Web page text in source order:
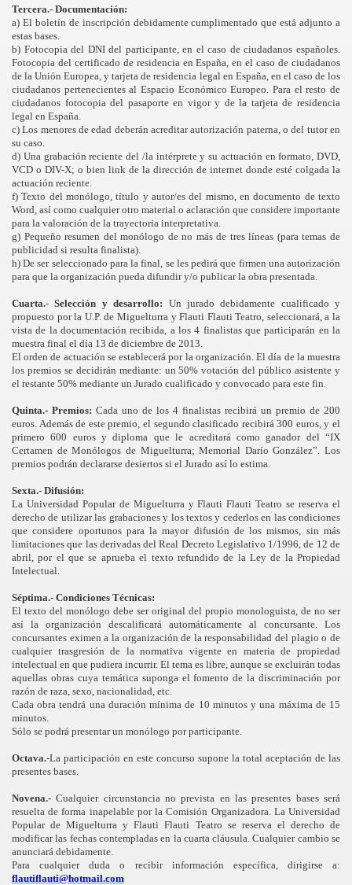
Tercera.- Documentación:
a) El boletín de inscripción debidamente cumplimentado que está adjunto a
estas bases.
b) Fotocopia del DNI del participante, en el caso de ciudadanos españoles.
Fotocopia del certificado de residencia en España, en el caso de ciudadanos
de la Unión Europea, y tarjeta de residencia legal en España, en el caso de los
ciudadanos pertenecientes al Espacio Económico Europeo. Para el resto de
ciudadanos fotocopia del pasaporte en vigor y de la tarjeta de residencia
legal en España.
c) Los menores de edad deberán acreditar autorización paterna, o del tutor en
su caso.
d) Una grabación reciente del /la intérprete y su actuación en formato, DVD,
VCD o DIV-X; o bien link de la dirección de internet donde esté colgada la
actuación reciente.
f) Texto del monólogo, título y autor/es del mismo, en documento de texto
Word, así como cualquier otro material o aclaración que considere importante
para la valoración de la trayectoria interpretativa.
g) Pequeño resumen del monólogo de no más de tres líneas (para temas de
publicidad si resulta finalista).
h) De ser seleccionado para la final, se les pedirá que firmen una autorización
para que la organización pueda difundir y/o publicar la obra presentada.
Cuarta.-Selección y desarrollo: Un jurado debidamente cualificado y
propuesto por la U.P. de Miguelturra y Flauti Flauti Teatro, seleccionará, a la
vista de la documentación recibida, a los 4 finalistas que participarán en la
muestra final el día 13 de diciembre de 2013.
El orden de actuación se establecerá por la organización. El día de la muestra
los premios se decidirán mediante: un 50% votación del público asistente y
el restante 50% mediante un Jurado cualificado y convocado para este fin.
Quinta.- Premios: Cada uno de los 4 finalistas recibirá un premio de 200
euros. Además de este premio, el segundo clasificado recibirá 300 euros, y el
primero 600 euros y diploma que le acreditará como ganador del “IX
Certamen de Monólogos de Miguelturra; Memorial Darío González”. Los
premios podrán declararse desiertos si el Jurado así lo estima.
Sexta.- Difusión:
La Universidad Popular de Miguelturra y Flauti Flauti Teatrose reserva el
derecho de utilizar las grabaciones y los textos y cederlos en las condiciones
que considere oportunos para la mayor difusión de los mismos, sin más
limitaciones que las derivadas del Real Decreto Legislativo 1/1996, de 12 de
abril, por el que se aprueba el texto refundido de la Ley de la Propiedad
Intelectual.
Séptima.- Condiciones Técnicas:
El texto del monólogo debe ser original del propio monologuista, de no ser
así la organización descalificará automáticamente al concursante. Los
concursantes eximen a la organización de la responsabilidad del plagio o de
cualquier trasgresión de la normativa vigente en materia de propiedad
intelectual en que pudiera incurrir. El tema es libre, aunque se excluirán todas
aquellas obras cuya temática suponga el fomento de la discriminación por
razón de raza, sexo, nacionalidad, etc.
Cada obra tendrá una duración mínima de 10 minutos y una máxima de 15
minutos.
Sólo se podrá presentar un monólogo por participante.
Octava.-La participación en este concurso supone la total aceptación de las
presentes bases.
Novena.- Cualquier circunstancia no prevista en las presentes bases será
resuelta de forma inapelable por la Comisión Organizadora. La Universidad
Popular de Miguelturra y Flauti Flauti Teatro se reserva el derecho de
modificar las fechas contempladas en la cuarta cláusula. Cualquier cambio se
anunciará debidamente.
Para cualquier duda o recibir información específica, dirigirse a:
flautiflauti@hotmail.com